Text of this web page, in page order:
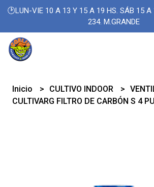
🕑LUN-VIE 10 A 13 Y 15 A 19 HS. SÁB 15 A
234. M.GRANDE
Inicio CULTIVO INDOOR
CULTIVARG FILTRO DE CARBÓN S 4